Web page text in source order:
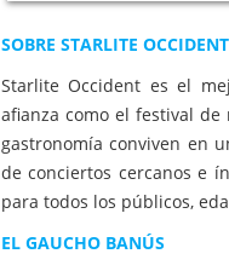
SOBRE STARLITE OCCIDENT
Starlite Occident es el
afianza como el festival
gastronomía conviven en
de conciertos cercanos e
para todos los públicos,
EL GAUCHO BANÚS